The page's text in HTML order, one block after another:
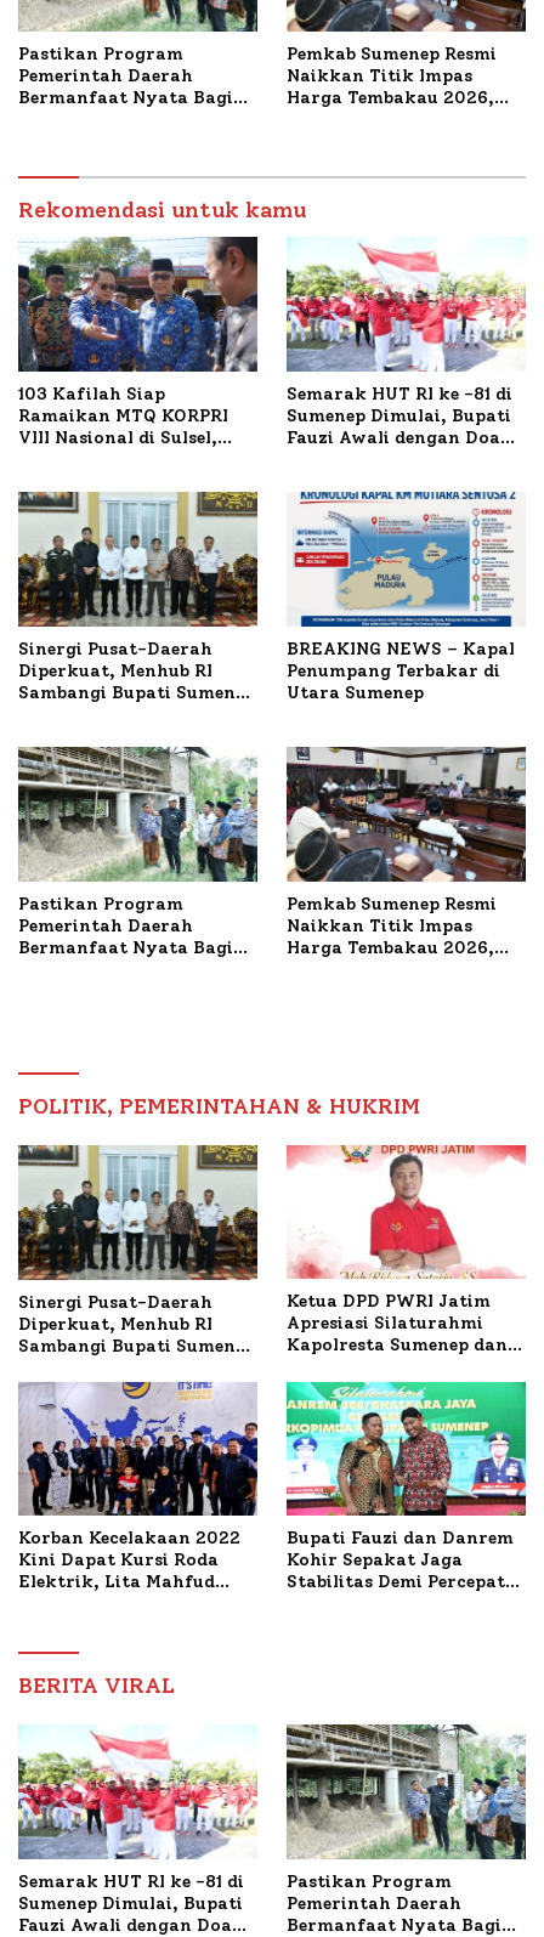
Pastikan Program
Pemerintah Daerah
Bermanfaat Nyata Bagi
Timur
Pemkab Sumenep Resmi
Naikkan Titik Impas
Harga Tembakau 2026,
Rekomendasi untuk kamu
103 Kafilah Siap
Ramaikan MTQ KORPRI
VIII Nasional di Sulsel,
Semarak HUT RI ke -81 di
Sumenep Dimulai, Bupati
Fauzi Awali dengan Doa
Sinergi Pusat-Daerah
Diperkuat, Menhub RI
Sambangi Bupati Sumenep
BREAKING NEWS – Kapal
Penumpang Terbakar di
Utara Sumenep
Pastikan Program
Pemerintah Daerah
Bermanfaat Nyata Bagi
Pemkab Sumenep Resmi
Naikkan Titik Impas
Harga Tembakau 2026,
POLITIK, PEMERINTAHAN & HUKRIM
Sinergi Pusat-Daerah
Diperkuat, Menhub RI
Sambangi Bupati Sumenep
Mutiara Sentosa II
Ketua DPD PWRI Jatim
Apresiasi Silaturahmi
Kapolresta Sumenep dan
Ideal Polri-Pers
Korban Kecelakaan 2022
Kini Dapat Kursi Roda
Elektrik, Lita Mahfud
Nabil
Bupati Fauzi dan Danrem
Kohir Sepakat Jaga
Stabilitas Demi Percepat
BERITA VIRAL
Semarak HUT RI ke -81 di
Sumenep Dimulai, Bupati
Fauzi Awali dengan Doa
Pastikan Program
Pemerintah Daerah
Bermanfaat Nyata Bagi